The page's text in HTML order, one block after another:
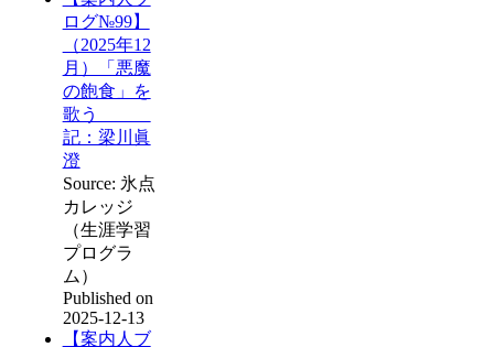
ログ№99】
（2025年12
月）「悪魔
の飽食」を
歌う
記：梁川眞
澄
Source: 氷点
カレッジ
（生涯学習
プログラ
ム）
Published on
2025-12-13
【案内人ブ